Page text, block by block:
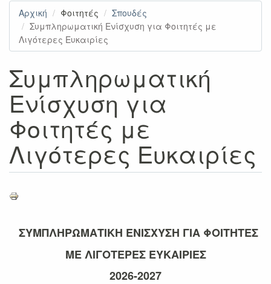
Αρχική Φοιτητές
Σπουδές
Συμπληρωματική Ενίσχυση για Φοιτητές με
Λιγότερες Ευκαιρίες
Συμπληρωματική
Ενίσχυση για
Φοιτητές με
Λιγότερες Ευκαιρίες
ΣΥΜΠΛΗΡΩΜΑΤΙΚΗ ΕΝΙΣΧΥΣΗ ΓΙΑ ΦΟΙΤΗΤΕΣ
ΜΕ ΛΙΓΟΤΕΡΕΣ ΕΥΚΑΙΡΙΕΣ
2026-2027